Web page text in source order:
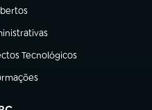
aba)
aba)
Tecnológicos
aba)